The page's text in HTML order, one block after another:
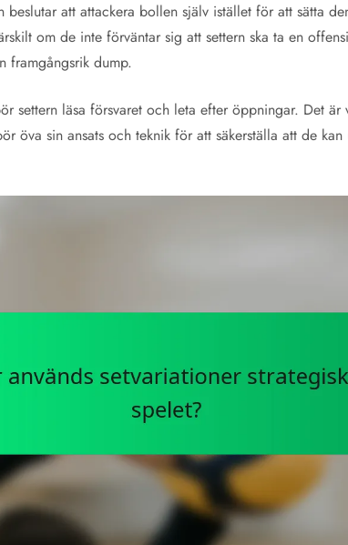
beslutar att attackera bollen själv istället för att sätta
om de inte förväntar sig att settern ska ta en
framgångsrik dump.
settern läsa försvaret och leta efter öppningar. Det
öva sin ansats och teknik för att säkerställa att de